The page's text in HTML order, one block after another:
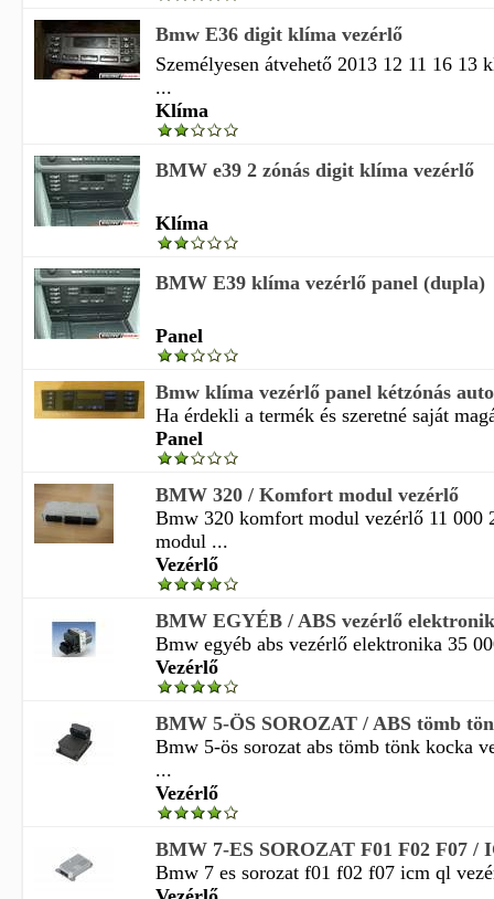
Bmw E36 digit klíma vezérlő
Személyesen átvehető 2013 12 11 16 13
...
Klíma
BMW e39 2 zónás digit klíma vezérlő
Klíma
BMW E39 klíma vezérlő panel (dupla)
Panel
Bmw klíma vezérlő panel kétzónás
Ha érdekli a termék és szeretné saját
Panel
BMW 320 / Komfort modul vezérlő
Bmw 320 komfort modul vezérlő 11 000
modul ...
Vezérlő
BMW EGYÉB / ABS vezérlő
Bmw egyéb abs vezérlő elektronika 35
Vezérlő
BMW 5-ÖS SOROZAT / ABS tömb
Bmw 5-ös sorozat abs tömb tönk kocka
...
Vezérlő
BMW 7-ES SOROZAT F01 F02 F07 /
Bmw 7 es sorozat f01 f02 f07 icm ql